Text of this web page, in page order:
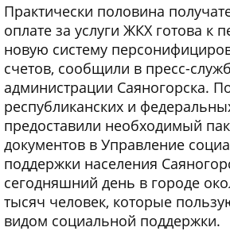
Практически половина
оплате за услуги ЖКХ готова к
новую систему
счетов, сообщили в пресс-
администрации Саяногорска.
республиканских и
предоставили необходимый
документов в Управление
поддержки населения
сегодняшний день в городе
тысяч человек, которые
видом социальной поддержки.